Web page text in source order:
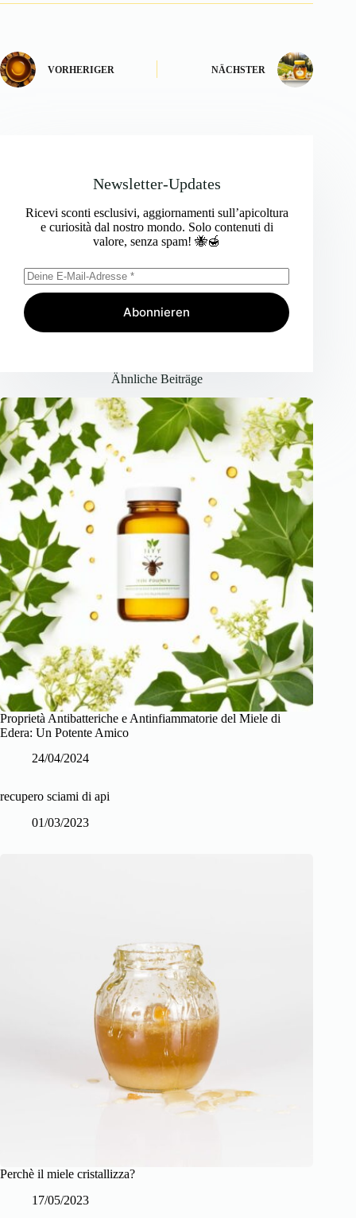
VORHERIGER NÄCHSTER
Newsletter-Updates
Ricevi sconti esclusivi, aggiornamenti sull’apicoltura
e curiosità dal nostro mondo. Solo contenuti di
valore, senza spam! 🐝🍯
Abonnieren
Ähnliche Beiträge
Proprietà Antibatteriche e Antinfiammatorie del Miele di
Edera: Un Potente Amico
24/04/2024
recupero sciami di api
01/03/2023
Perchè il miele cristallizza?
17/05/2023